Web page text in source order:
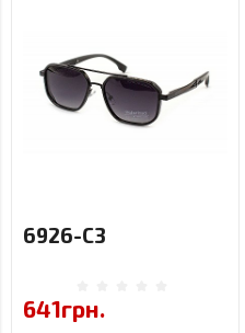
6926-C3
641грн.